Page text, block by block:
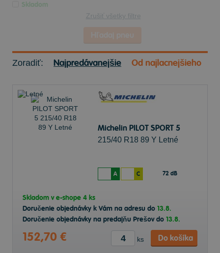
Skladom
Zrušiť všetky filtre
Zoradiť: Najpredávanejšie Od najlacnejšieho
Michelin PILOT SPORT 5
215/40 R18 89 Y Letné
A C 72 dB
Skladom ve-shope 4 ks
Doručenie objednávky k Vám na adresu do 13.8.
Doručenie objednávky na predajňu Prešov do 13.8.
152,70 € ks Do košíka